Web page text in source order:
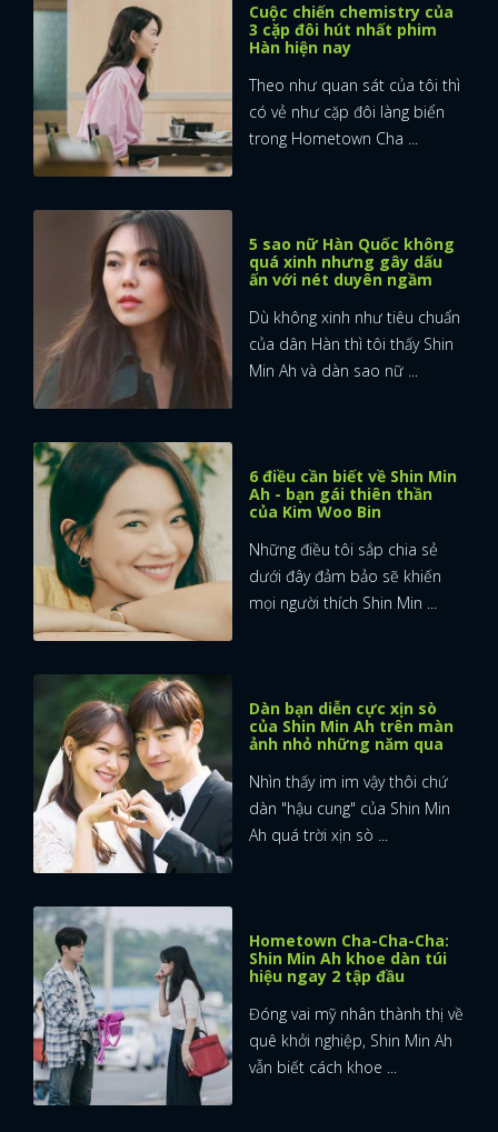
x
ĐĂNG NHẬP
Cuộc chiến chemistry của
3 cặp đôi hút nhất phim
Hàn hiện nay
Theo như quan sát của tôi thì
có vẻ như cặp đôi làng biển
trong Hometown Cha ...
5 sao nữ Hàn Quốc không
quá xinh nhưng gây dấu
ấn với nét duyên ngầm
Dù không xinh như tiêu chuẩn
của dân Hàn thì tôi thấy Shin
Min Ah và dàn sao nữ ...
6 điều cần biết về Shin Min
Ah - bạn gái thiên thần
của Kim Woo Bin
Những điều tôi sắp chia sẻ
dưới đây đảm bảo sẽ khiến
mọi người thích Shin Min ...
Dàn bạn diễn cực xịn sò
của Shin Min Ah trên màn
ảnh nhỏ những năm qua
Nhìn thấy im im vậy thôi chứ
dàn "hậu cung" của Shin Min
Ah quá trời xịn sò ...
Hometown Cha-Cha-Cha:
Shin Min Ah khoe dàn túi
hiệu ngay 2 tập đầu
Đóng vai mỹ nhân thành thị về
quê khởi nghiệp, Shin Min Ah
vẫn biết cách khoe ...